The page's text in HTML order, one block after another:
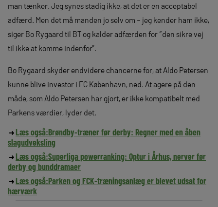
man tænker. Jeg synes stadig ikke, at det er en acceptabel
adfærd. Men det må manden jo selv om – jeg kender ham ikke,
siger Bo Rygaard til BT og kalder adfærden for “den sikre vej
til ikke at komme indenfor”.
Bo Rygaard skyder endvidere chancerne for, at Aldo Petersen
kunne blive investor i FC København, ned. At agere på den
måde, som Aldo Petersen har gjort, er ikke kompatibelt med
Parkens værdier, lyder det.
Læs også:Brøndby-træner før derby: Regner med en åben
slagudveksling
Læs også:Superliga powerranking: Optur i Århus, nerver før
derby og bunddramaer
Læs også:Parken og FCK-træningsanlæg er blevet udsat for
hærværk